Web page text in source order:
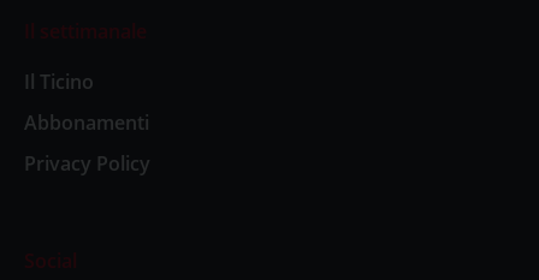
Il settimanale
Il Ticino
Abbonamenti
Privacy Policy
Social